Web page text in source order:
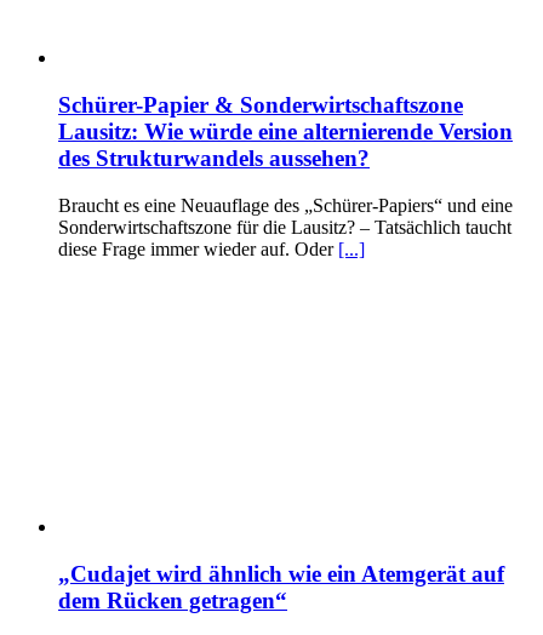
Schürer-Papier & Sonderwirtschaftszone
Lausitz: Wie würde eine alternierende Version
des Strukturwandels aussehen?
Braucht es eine Neuauflage des „Schürer-Papiers“ und eine
Sonderwirtschaftszone für die Lausitz? – Tatsächlich taucht
diese Frage immer wieder auf. Oder [...]
„Cudajet wird ähnlich wie ein Atemgerät auf
dem Rücken getragen“